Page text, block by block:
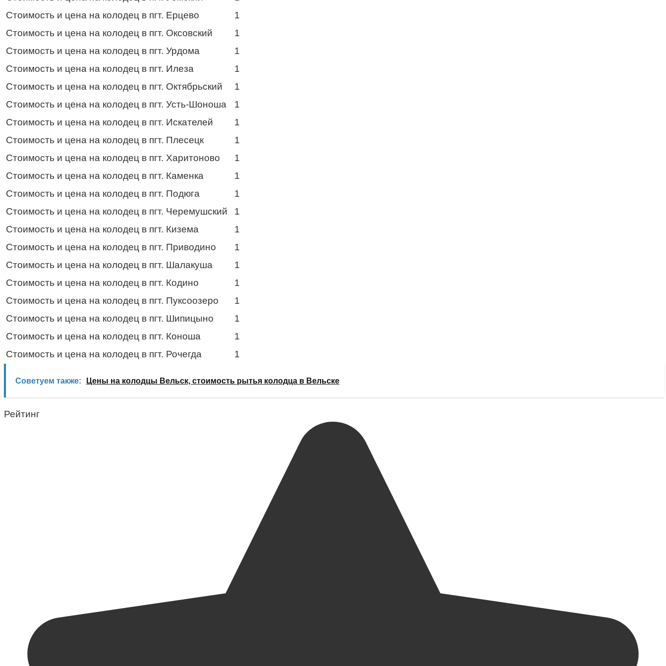
Стоимость и цена на колодец в пгт. Ерцево
1
Стоимость и цена на колодец в пгт. Оксовский
1
Стоимость и цена на колодец в пгт. Урдома
1
Стоимость и цена на колодец в пгт. Илеза
1
Стоимость и цена на колодец в пгт. Октябрьский
1
Стоимость и цена на колодец в пгт. Усть-Шоноша
1
Стоимость и цена на колодец в пгт. Искателей
1
Стоимость и цена на колодец в пгт. Плесецк
1
Стоимость и цена на колодец в пгт. Харитоново
1
Стоимость и цена на колодец в пгт. Каменка
1
Стоимость и цена на колодец в пгт. Подюга
1
Стоимость и цена на колодец в пгт. Черемушский
1
Стоимость и цена на колодец в пгт. Кизема
1
Стоимость и цена на колодец в пгт. Приводино
1
Стоимость и цена на колодец в пгт. Шалакуша
1
Стоимость и цена на колодец в пгт. Кодино
1
Стоимость и цена на колодец в пгт. Пуксоозеро
1
Стоимость и цена на колодец в пгт. Шипицыно
1
Стоимость и цена на колодец в пгт. Коноша
1
Стоимость и цена на колодец в пгт. Рочегда
1
Советуем также: Цены на колодцы Вельск, стоимость рытья колодца в Вельске
Рейтинг